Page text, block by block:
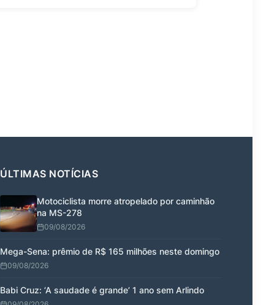
ÚLTIMAS NOTÍCIAS
Motociclista morre atropelado por caminhão
na MS-278
09/08/2026
Mega-Sena: prêmio de R$ 165 milhões neste domingo
09/08/2026
Babi Cruz: ‘A saudade é grande’ 1 ano sem Arlindo